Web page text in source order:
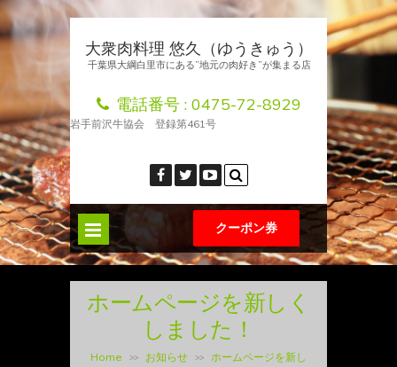
大衆肉料理 悠久（ゆうきゅう）
千葉県大綱白里市にある”地元の肉好き”が集まる店
電話番号 : 0475-72-8929
岩手前沢牛協会 登録第461号
クーポン券
ホームページを新しく
しました！
Home >> お知らせ >>
ホームページを新し